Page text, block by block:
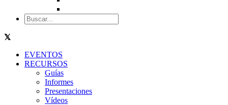
EVENTOS
RECURSOS
Guías
Informes
Presentaciones
Vídeos